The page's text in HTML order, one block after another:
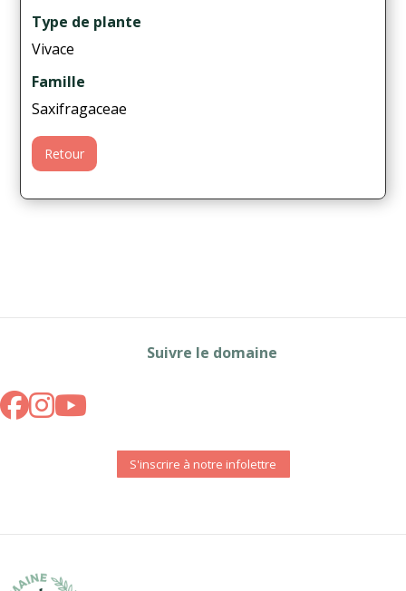
Type de plante
Vivace
Famille
Saxifragaceae
Retour
Suivre le domaine
S'inscrire à notre infolettre